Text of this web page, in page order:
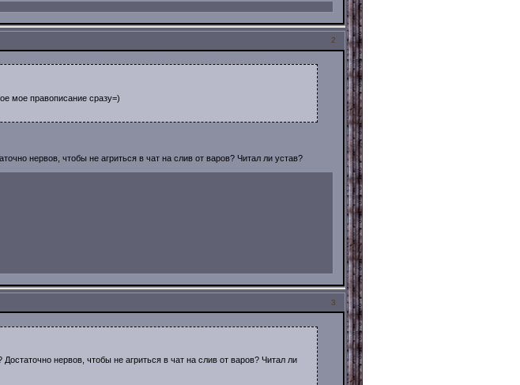
2
мое правописание сразу=)
нервов, чтобы не агриться в чат на слив от варов? Читал ли устав?
3
Достаточно нервов, чтобы не агриться в чат на слив от варов? Читал ли